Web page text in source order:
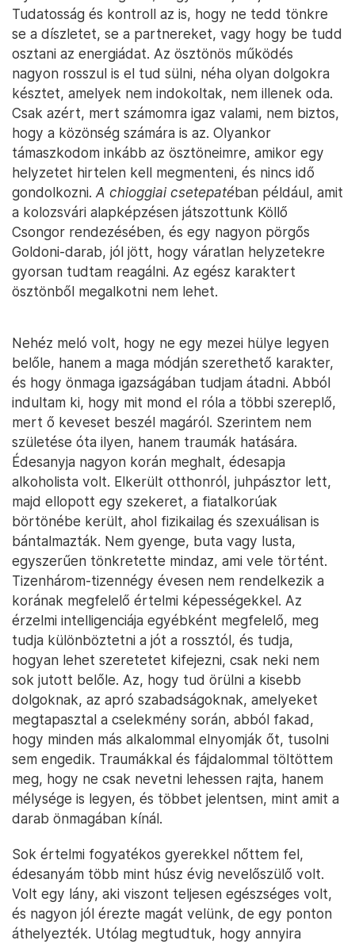
Tudatosság és kontroll az is, hogy ne tedd tönkre
se a díszletet, se a partnereket, vagy hogy be tudd
osztani az energiádat. Az ösztönös működés
nagyon rosszul is el tud sülni, néha olyan dolgokra
késztet, amelyek nem indokoltak, nem illenek oda.
Csak azért, mert számomra igaz valami, nem biztos,
hogy a közönség számára is az. Olyankor
támaszkodom inkább az ösztöneimre, amikor egy
helyzetet hirtelen kell megmenteni, és nincs idő
gondolkozni. A chioggiai csetepatéban például, amit
a kolozsvári alapképzésen játszottunk Köllő
Csongor rendezésében, és egy nagyon pörgős
Goldoni-darab, jól jött, hogy váratlan helyzetekre
gyorsan tudtam reagálni. Az egész karaktert
ösztönből megalkotni nem lehet.
Nehéz meló volt, hogy ne egy mezei hülye legyen
belőle, hanem a maga módján szerethető karakter,
és hogy önmaga igazságában tudjam átadni. Abból
indultam ki, hogy mit mond el róla a többi szereplő,
mert ő keveset beszél magáról. Szerintem nem
születése óta ilyen, hanem traumák hatására.
Édesanyja nagyon korán meghalt, édesapja
alkoholista volt. Elkerült otthonról, juhpásztor lett,
majd ellopott egy szekeret, a fiatalkorúak
börtönébe került, ahol fizikailag és szexuálisan is
bántalmazták. Nem gyenge, buta vagy lusta,
egyszerűen tönkretette mindaz, ami vele történt.
Tizenhárom-tizennégy évesen nem rendelkezik a
korának megfelelő értelmi képességekkel. Az
érzelmi intelligenciája egyébként megfelelő, meg
tudja különböztetni a jót a rossztól, és tudja,
hogyan lehet szeretetet kifejezni, csak neki nem
sok jutott belőle. Az, hogy tud örülni a kisebb
dolgoknak, az apró szabadságoknak, amelyeket
megtapasztal a cselekmény során, abból fakad,
hogy minden más alkalommal elnyomják őt, tusolni
sem engedik. Traumákkal és fájdalommal töltöttem
meg, hogy ne csak nevetni lehessen rajta, hanem
mélysége is legyen, és többet jelentsen, mint amit a
darab önmagában kínál.
Sok értelmi fogyatékos gyerekkel nőttem fel,
édesanyám több mint húsz évig nevelőszülő volt.
Volt egy lány, aki viszont teljesen egészséges volt,
és nagyon jól érezte magát velünk, de egy ponton
áthelyezték. Utólag megtudtuk, hogy annyira